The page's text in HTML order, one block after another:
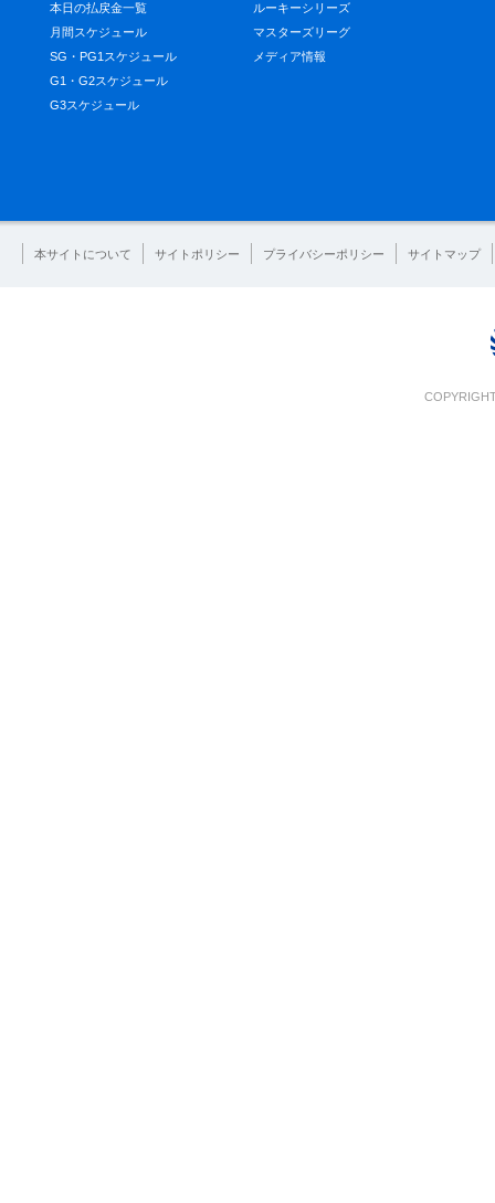
本日の払戻金一覧
月間スケジュール
SG・PG1スケジュール
G1・G2スケジュール
G3スケジュール
ルーキーシリーズ
マスターズリーグ
メディア情報
本サイトについて サイトポリシー プライバシーポリシー サイトマップ